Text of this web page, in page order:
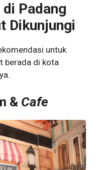
di Padang
Dikunjungi
untuk
berada di kota
& Cafe